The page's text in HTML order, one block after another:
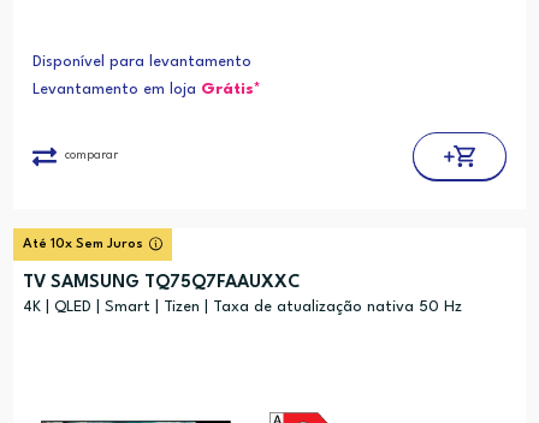
Disponível para levantamento
Levantamento em loja Grátis*
comparar
Até 10x Sem Juros
TV SAMSUNG TQ75Q7FAAUXXC
4K | QLED | Smart | Tizen | Taxa de atualização nativa 50 Hz